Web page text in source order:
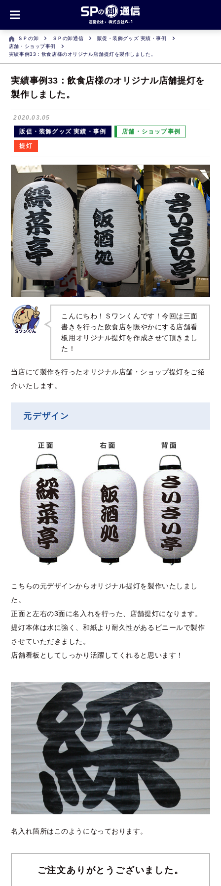
ＳＰの卸 ＳＰの卸通信
販促・装飾グッズ 実績・事例
店舗・ショップ事例
実績事例33：飲食店様のオリジナル店舗提灯を製作しました。
実績事例33：飲食店様のオリジナル店舗提灯を
製作しました。
2020.03.05
販促・装飾グッズ 実績・事例
店舗・ショップ事例
提灯
こんにちわ！Ｓワンくんです！今回は三面
書きを行った飲食店を賑やかにする店舗看
板用オリジナル提灯を作成させて頂きまし
た！
当店にて製作を行ったオリジナル店舗・ショップ提灯をご紹
介いたします。
元デザイン
こちらの元デザインからオリジナル提灯を製作いたしまし
た。
正面と左右の3面に名入れを行った、店舗提灯になります。
提灯本体は水に強く、和紙より耐久性があるビニールで製作
させていただきました。
店舗看板としてしっかり活躍してくれると思います！
名入れ箇所はこのようになっております。
ご注文ありがとうございました。